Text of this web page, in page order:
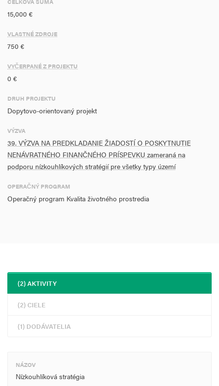
15,000 €
VLASTNÉ ZDROJE
750 €
VYČERPANÉ Z PROJEKTU
0 €
DRUH PROJEKTU
Dopytovo-orientovaný projekt
VÝZVA
39. VÝZVA NA PREDKLADANIE ŽIADOSTÍ O POSKYTNUTIE
NENÁVRATNÉHO FINANČNÉHO PRÍSPEVKU zameraná na
podporu nízkouhlíkových stratégií pre všetky typy území
OPERAČNÝ PROGRAM
Operačný program Kvalita životného prostredia
(2) AKTIVITY
(2) CIELE
(1) DODÁVATELIA
NÁZOV
Nízkouhlíková stratégia